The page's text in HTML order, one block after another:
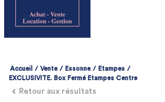
Accueil Vente Essonne
Etampes
EXCLUSIVITE. Box Fermé Etampes Centre
Retour aux résultats